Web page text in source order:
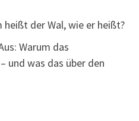
der Wal, wie er heißt?
Warum das
und was das über den